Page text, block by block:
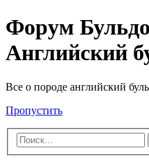
Форум
Английский
Все о породе английский
Пропустить